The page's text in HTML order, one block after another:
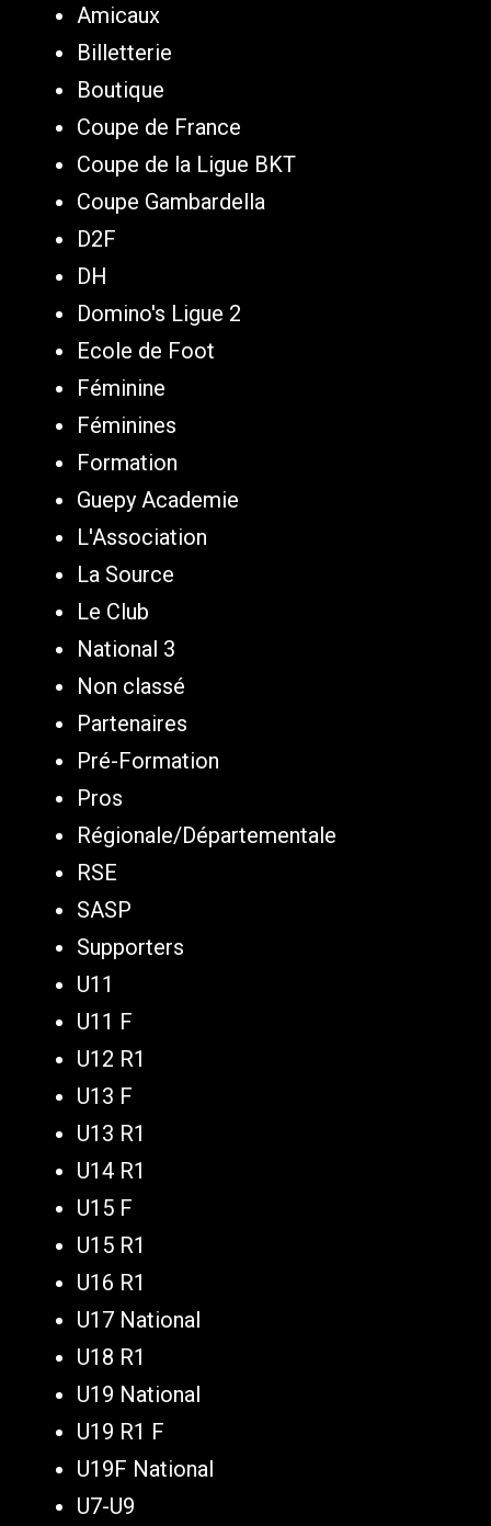
Amicaux
Billetterie
Boutique
Coupe de France
Coupe de la Ligue BKT
Coupe Gambardella
D2F
DH
Domino's Ligue 2
Ecole de Foot
Féminine
Féminines
Formation
Guepy Academie
L'Association
La Source
Le Club
National 3
Non classé
Partenaires
Pré-Formation
Pros
Régionale/Départementale
RSE
SASP
Supporters
U11
U11 F
U12 R1
U13 F
U13 R1
U14 R1
U15 F
U15 R1
U16 R1
U17 National
U18 R1
U19 National
U19 R1 F
U19F National
U7-U9